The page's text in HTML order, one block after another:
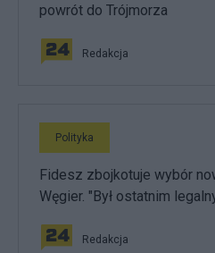
powrót do Trójmorza
Redakcja
Polityka
Fidesz zbojkotuje wybór
Węgier. "Był ostatnim
Redakcja